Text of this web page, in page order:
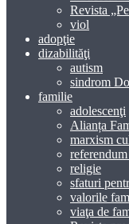
Revista
viol
adopţie
dizabilităţi
autism
sindrom
familie
adolescenţi
Alianța
marxism
religie
sfaturi
valorile
viaţa de